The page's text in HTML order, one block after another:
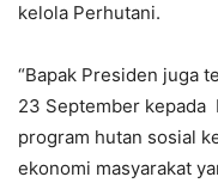
kelola Perhutani.
“Bapak Presiden juga
23 September
program hutan sosial
ekonomi masyarakat